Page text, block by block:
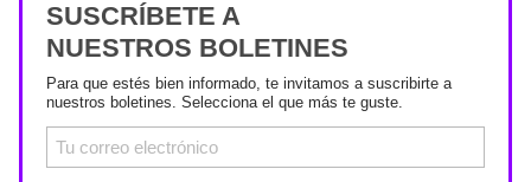
SUSCRÍBETE A
NUESTROS BOLETINES
Para que estés bien informado, te invitamos a suscribirte a
nuestros boletines. Selecciona el que más te guste.